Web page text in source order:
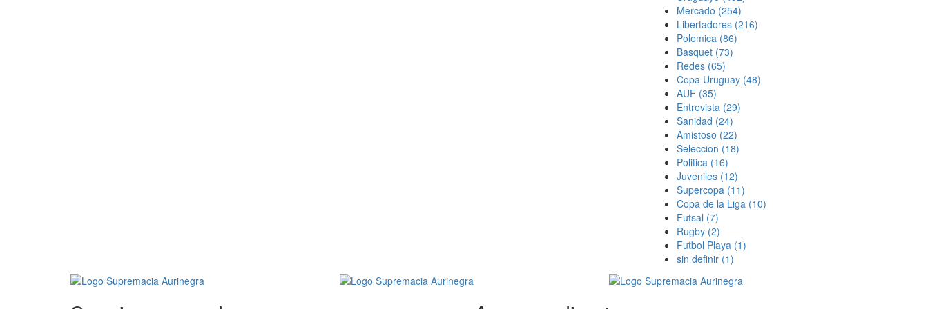
Mercado (254)
Libertadores (216)
Polemica (86)
Basquet (73)
Redes (65)
Copa Uruguay (48)
AUF (35)
Entrevista (29)
Sanidad (24)
Amistoso (22)
Seleccion (18)
Politica (16)
Juveniles (12)
Supercopa (11)
Copa de la Liga (10)
Futsal (7)
Rugby (2)
Futbol Playa (1)
sin definir (1)